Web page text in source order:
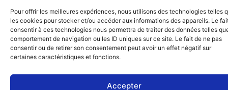
Pour offrir les meilleures expériences, nous utilisons des technologies telles
les cookies pour stocker et/ou accéder aux informations des appareils. Le
consentir à ces technologies nous permettra de traiter des données telles
comportement de navigation ou les ID uniques sur ce site. Le fait de ne pas
consentir ou de retirer son consentement peut avoir un effet négatif sur
certaines caractéristiques et fonctions.
Accepter